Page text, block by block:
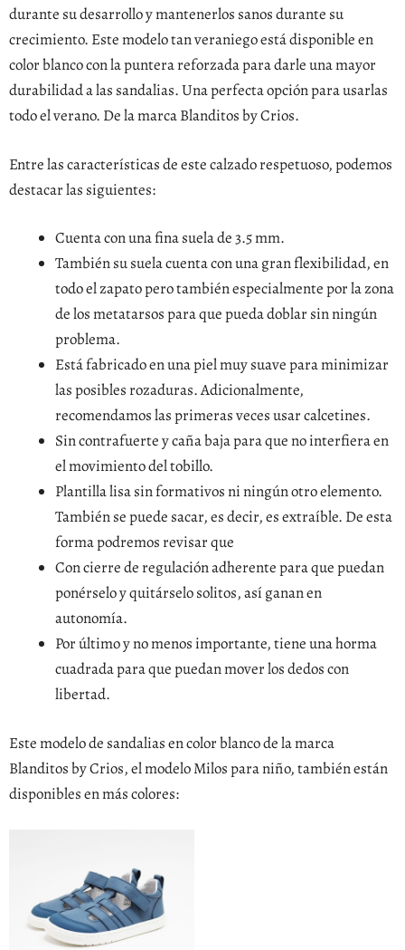
durante su desarrollo y mantenerlos sanos durante su
crecimiento. Este modelo tan veraniego está disponible en
color blanco con la puntera reforzada para darle una mayor
durabilidad a las sandalias. Una perfecta opción para usarlas
todo el verano. De la marca Blanditos by Crios.
Entre las características de este calzado respetuoso, podemos
destacar las siguientes:
Cuenta con una fina suela de 3.5 mm.
También su suela cuenta con una gran flexibilidad, en
todo el zapato pero también especialmente por la zona
de los metatarsos para que pueda doblar sin ningún
problema.
Está fabricado en una piel muy suave para minimizar
las posibles rozaduras. Adicionalmente,
recomendamos las primeras veces usar calcetines.
Sin contrafuerte y caña baja para que no interfiera en
el movimiento del tobillo.
Plantilla lisa sin formativos ni ningún otro elemento.
También se puede sacar, es decir, es extraíble. De esta
forma podremos revisar que
Con cierre de regulación adherente para que puedan
ponérselo y quitárselo solitos, así ganan en
autonomía.
Por último y no menos importante, tiene una horma
cuadrada para que puedan mover los dedos con
libertad.
Este modelo de sandalias en color blanco de la marca
Blanditos by Crios, el modelo Milos para niño, también están
disponibles en más colores: